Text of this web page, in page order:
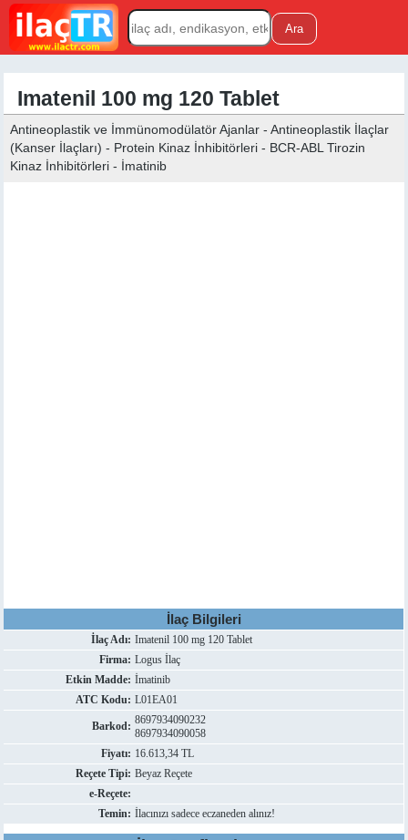
Imatenil 100 mg 120 Tablet
Antineoplastik ve İmmünomodülatör Ajanlar - Antineoplastik İlaçlar
(Kanser İlaçları) - Protein Kinaz İnhibitörleri - BCR-ABL Tirozin
Kinaz İnhibitörleri - İmatinib
İlaç Bilgileri
İlaç Adı: Imatenil 100 mg 120 Tablet
Firma: Logus İlaç
Etkin Madde: İmatinib
ATC Kodu: L01EA01
Barkod: 8697934090232
8697934090058
Fiyatı: 16.613,34 TL
Reçete Tipi: Beyaz Reçete
e-Reçete:
Temin: İlacınızı sadece eczaneden alınız!